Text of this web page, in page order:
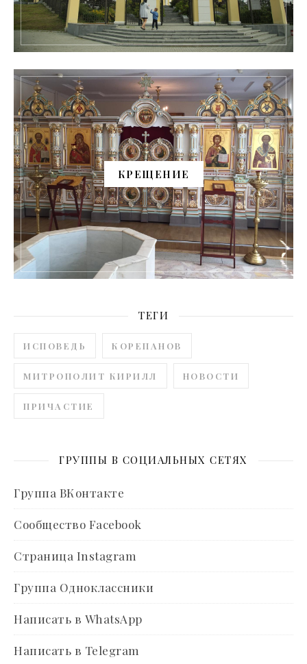
КРЕЩЕНИЕ
ТЕГИ
ИСПОВЕДЬ КОРЕПАНОВ
МИТРОПОЛИТ КИРИЛЛ НОВОСТИ
ПРИЧАСТИЕ
ГРУППЫ В СОЦИАЛЬНЫХ СЕТЯХ
Группа ВКонтакте
Сообщество Facebook
Страница Instagram
Группа Одноклассники
Написать в WhatsApp
Написать в Telegram